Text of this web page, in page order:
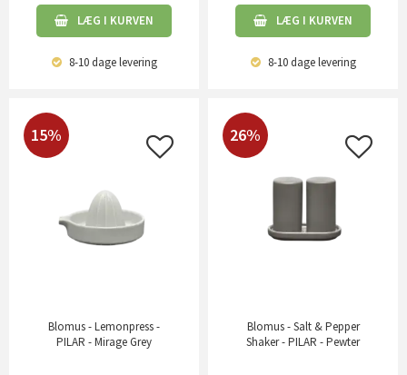
LÆG I KURVEN
8-10 dagelevering
LÆG I KURVEN
8-10 dagelevering
15%
Blomus - Lemonpress -
PILAR - Mirage Grey
26%
Blomus - Salt & Pepper
Shaker - PILAR - Pewter